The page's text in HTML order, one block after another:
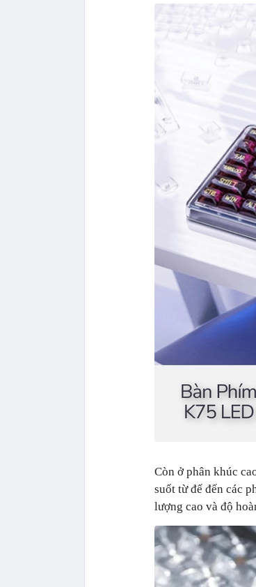
Còn ở phân khúc
suốt từ đế đến các
lượng cao và độ